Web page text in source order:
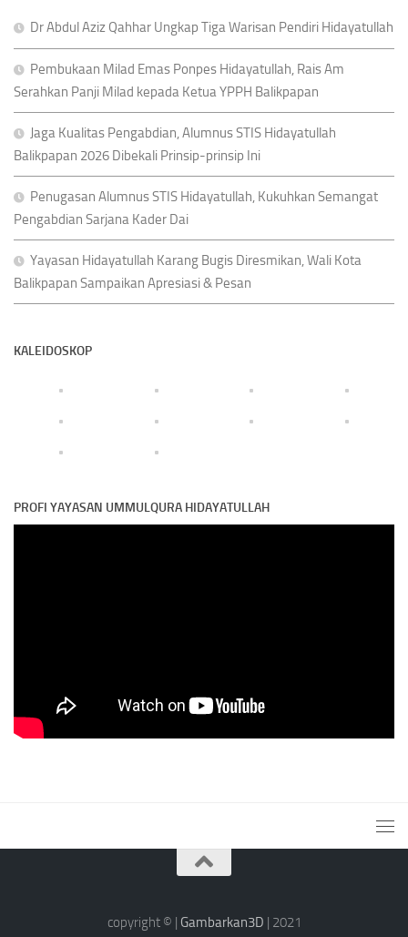
Dr Abdul Aziz Qahhar Ungkap Tiga Warisan Pendiri Hidayatullah
Pembukaan Milad Emas Ponpes Hidayatullah, Rais Am
Serahkan Panji Milad kepada Ketua YPPH Balikpapan
Jaga Kualitas Pengabdian, Alumnus STIS Hidayatullah
Balikpapan 2026 Dibekali Prinsip-prinsip Ini
Penugasan Alumnus STIS Hidayatullah, Kukuhkan Semangat
Pengabdian Sarjana Kader Dai
Yayasan Hidayatullah Karang Bugis Diresmikan, Wali Kota
Balikpapan Sampaikan Apresiasi & Pesan
KALEIDOSKOP
PROFI YAYASAN UMMULQURA HIDAYATULLAH
copyright © | Gambarkan3D | 2021